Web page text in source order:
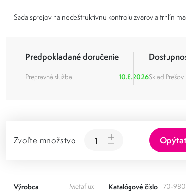
Sada sprejov na nedeštruktívnu kontrolu zvarov a trhlín
Predpokladané doručenie
Prepravná služba 10.8.2026Sklad Prešov
Zvoľte množstvo
Výrobca Metaflux Katalógové číslo 70-